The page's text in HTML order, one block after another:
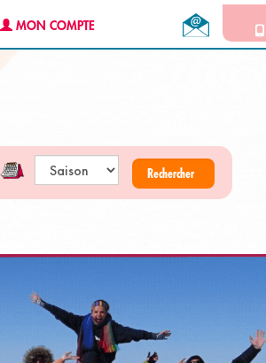
MON COMPTE
Rechercher